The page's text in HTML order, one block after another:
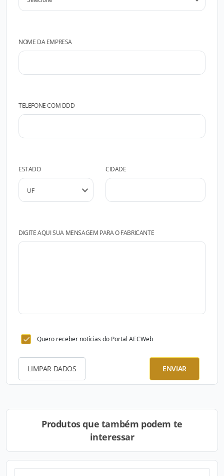
NOME DA EMPRESA
TELEFONE COM DDD
ESTADO CIDADE
DIGITE AQUI SUA MENSAGEM PARA O FABRICANTE
Quero receber notícias do Portal AECWeb
LIMPAR DADOS ENVIAR
Produtos que também podem te
interessar